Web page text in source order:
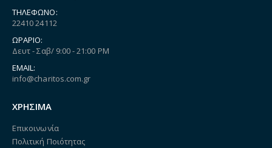
ΤΗΛΈΦΩΝΟ:
22410 24112
ΩΡΆΡΙΟ:
Δευτ - Σαβ/ 9:00 - 21:00 PM
EMAIL:
info@charitos.com.gr
ΧΡΗΣΙΜΑ
Επικοινωνία
Πολιτική Ποιότητας